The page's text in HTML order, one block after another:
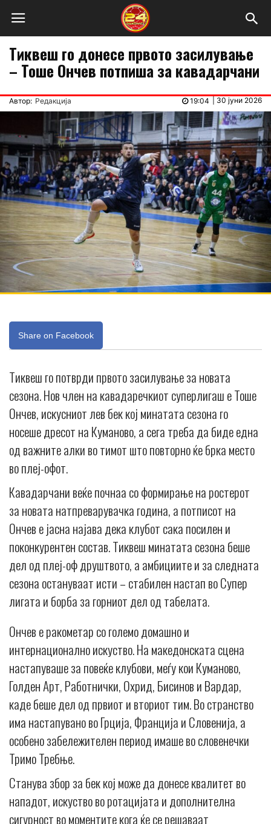
Тиквеш го донесе првото засилување
– Тоше Ончев потпиша за кавадарчани
Автор: Редакција 30 јуни 2026
19:04
Share on Facebook
Тиквеш го потврди првото засилување за новата
сезона. Нов член на кавадаречкиот суперлигаш е Тоше
Ончев, искусниот лев бек кој минатата сезона го
носеше дресот на Куманово, а сега треба да биде една
од важните алки во тимот што повторно ќе брка место
во плеј-офот.
Кавадарчани веќе почнаа со формирање на ростерот
за новата натпреварувачка година, а потписот на
Ончев е јасна најава дека клубот сака посилен и
поконкурентен состав. Тиквеш минатата сезона беше
дел од плеј-оф друштвото, а амбициите и за следната
сезона остануваат исти – стабилен настап во Супер
лигата и борба за горниот дел од табелата.
Ончев е ракометар со големо домашно и
интернационално искуство. На македонската сцена
настапуваше за повеќе клубови, меѓу кои Куманово,
Голден Арт, Работнички, Охрид, Бисинов и Вардар,
каде беше дел од првиот и вториот тим. Во странство
има настапувано во Грција, Франција и Словенија, а
особено забележителен период имаше во словенечки
Тримо Требње.
Станува збор за бек кој може да донесе квалитет во
нападот, искуство во ротацијата и дополнителна
сигурност во моментите кога ќе се решаваат